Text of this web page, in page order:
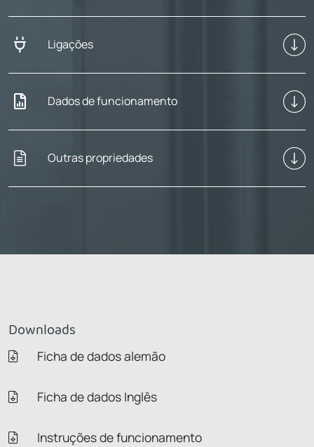
Ligações
Dados de funcionamento
Outras propriedades
Downloads
Ficha de dados alemão
Ficha de dados Inglês
Instruções de funcionamento